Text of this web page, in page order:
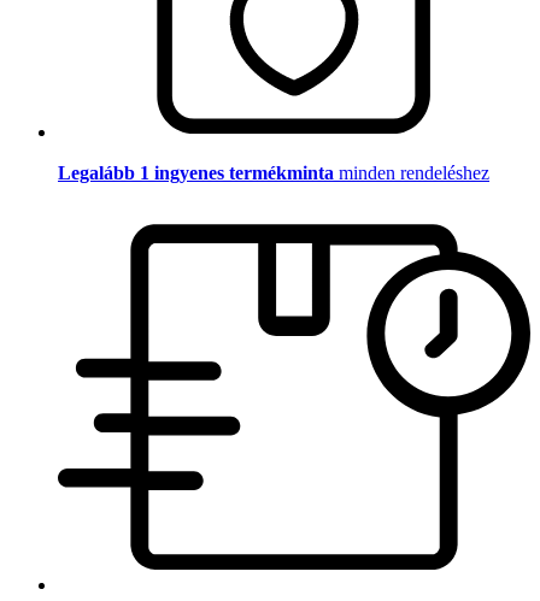
Legalább 1 ingyenes termékminta minden rendeléshez